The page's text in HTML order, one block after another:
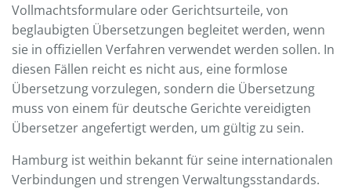
Vollmachtsformulare oder Gerichtsurteile, von
beglaubigten Übersetzungen begleitet werden, wenn
sie in offiziellen Verfahren verwendet werden sollen. In
diesen Fällen reicht es nicht aus, eine formlose
Übersetzung vorzulegen, sondern die Übersetzung
muss von einem für deutsche Gerichte vereidigten
Übersetzer angefertigt werden, um gültig zu sein.
Hamburg ist weithin bekannt für seine internationalen
Verbindungen und strengen Verwaltungsstandards.